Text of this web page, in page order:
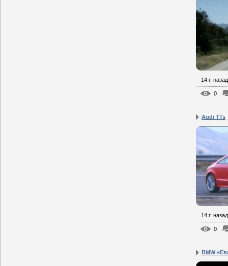
14 г. назад
0
Audi TTs
14 г. назад
0
BMW